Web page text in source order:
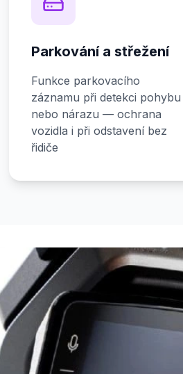
Parkování a střežení
Funkce parkovacího
záznamu při detekci pohybu
nebo nárazu — ochrana
vozidla i při odstavení bez
řidiče